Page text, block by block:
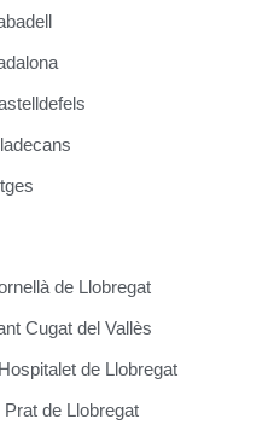
de Llobregat
Cugat del Vallès
de Llobregat
de Llobregat